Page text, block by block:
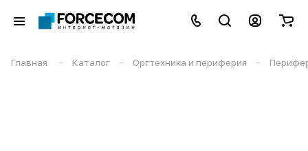
Главная – Каталог – Оргтехника и периферия –